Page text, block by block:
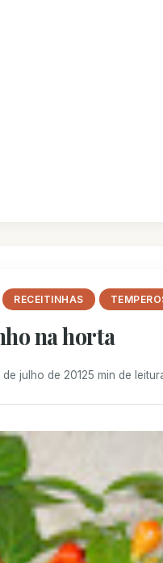
RECEITINHAS
na horta
de julho de 20125 min de